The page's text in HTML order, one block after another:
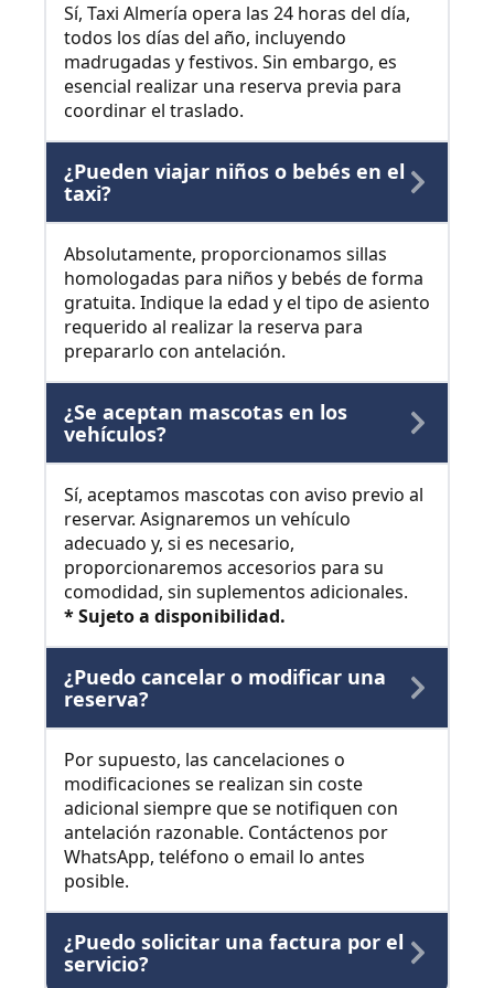
Sí, Taxi Almería opera las 24 horas del día,
todos los días del año, incluyendo
madrugadas y festivos. Sin embargo, es
esencial realizar una reserva previa para
coordinar el traslado.
¿Pueden viajar niños o bebés en el
taxi?
Absolutamente, proporcionamos sillas
homologadas para niños y bebés de forma
gratuita. Indique la edad y el tipo de asiento
requerido al realizar la reserva para
prepararlo con antelación.
¿Se aceptan mascotas en los
vehículos?
Sí, aceptamos mascotas con aviso previo al
reservar. Asignaremos un vehículo
adecuado y, si es necesario,
proporcionaremos accesorios para su
comodidad, sin suplementos adicionales.
* Sujeto a disponibilidad.
¿Puedo cancelar o modificar una
reserva?
Por supuesto, las cancelaciones o
modificaciones se realizan sin coste
adicional siempre que se notifiquen con
antelación razonable. Contáctenos por
WhatsApp, teléfono o email lo antes
posible.
¿Puedo solicitar una factura por el
servicio?